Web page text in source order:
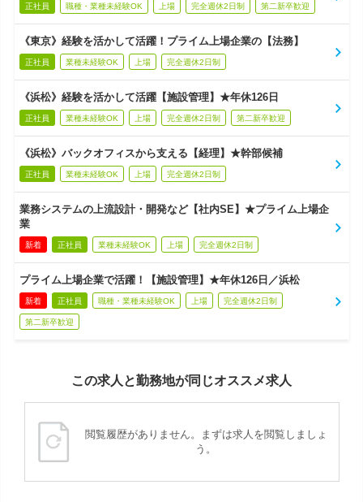
正社員 職種・業種未経験OK 上場 完全週休2日制 第二新卒歓迎
《東京》経験を活かして活躍！プライム上場企業の【法務】
正社員 業種未経験OK 上場 完全週休2日制
《浜松》経験を活かして活躍【施設管理】★年休126日
正社員 業種未経験OK 上場 完全週休2日制 第二新卒歓迎
《浜松》バックオフィスから支える【経理】★幹部候補
正社員 業種未経験OK 上場 完全週休2日制
業務システムの上流設計・開発など【社内SE】★プライム上場企
業
新着 正社員 業種未経験OK 上場 完全週休2日制
プライム上場企業で活躍！【施設管理】★年休126日／浜松
新着 正社員 職種・業種未経験OK 上場 完全週休2日制
第二新卒歓迎
この求人と勤務地が同じオススメ求人
閲覧履歴がありません。まずは求人を閲覧しましょ
う。